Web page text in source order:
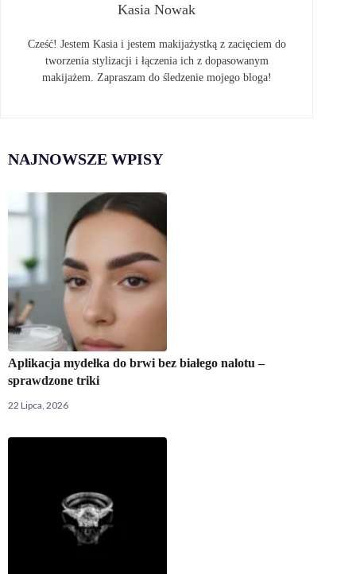
Kasia Nowak
Cześć! Jestem Kasia i jestem makijażystką z zacięciem do
tworzenia stylizacji i łączenia ich z dopasowanym
makijażem. Zapraszam do śledzenie mojego bloga!
NAJNOWSZE WPISY
Aplikacja mydełka do brwi bez białego nalotu –
sprawdzone triki
22 Lipca, 2026